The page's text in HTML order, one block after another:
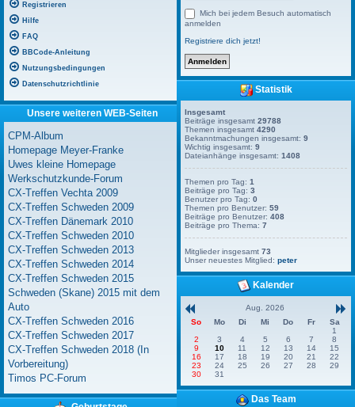
Registrieren
Hilfe
FAQ
BBCode-Anleitung
Nutzungsbedingungen
Datenschutzrichtlinie
Unsere weiteren WEB-Seiten
CPM-Album
Homepage Meyer-Franke
Uwes kleine Homepage
Werkschutzkunde-Forum
CX-Treffen Vechta 2009
CX-Treffen Schweden 2009
CX-Treffen Dänemark 2010
CX-Treffen Schweden 2010
CX-Treffen Schweden 2013
CX-Treffen Schweden 2014
CX-Treffen Schweden 2015
Schweden (Skane) 2015 mit dem
Auto
CX-Treffen Schweden 2016
CX-Treffen Schweden 2017
CX-Treffen Schweden 2018 (In
Vorbereitung)
Timos PC-Forum
Mich bei jedem Besuch automatisch
anmelden
Registriere dich jetzt!
Statistik
Insgesamt
Beiträge insgesamt29788
Themen insgesamt4290
Bekanntmachungen insgesamt:9
Wichtig insgesamt:9
Dateianhänge insgesamt:1408
Themen pro Tag:1
Beiträge pro Tag:3
Benutzer pro Tag:0
Themen pro Benutzer:59
Beiträge pro Benutzer:408
Beiträge pro Thema:7
Mitglieder insgesamt73
Unser neuestes Mitglied:peter
Kalender
Aug. 2026
So
Mo Di Mi Do Fr
Sa
1
2
3 4 5 6 7
8
9
10 11 12 13 14
15
16
17 18 19 20 21
22
23
24 25 26 27 28
29
30
31
Das Team